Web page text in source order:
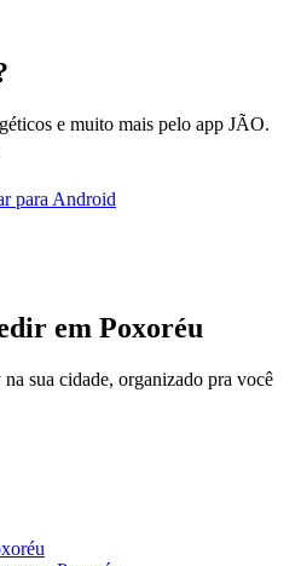
e muito mais pelo app JÃO.
para Android
em Poxoréu
sua cidade, organizado pra você